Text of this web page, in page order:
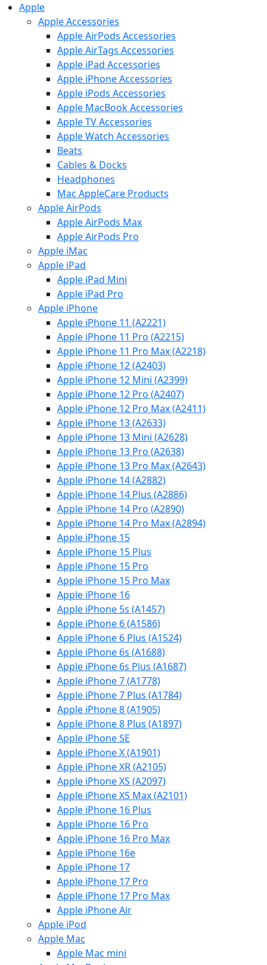
Apple
Apple Accessories
Apple AirPods Accessories
Apple AirTags Accessories
Apple iPad Accessories
Apple iPhone Accessories
Apple iPods Accessories
Apple MacBook Accessories
Apple TV Accessories
Apple Watch Accessories
Beats
Cables & Docks
Headphones
Mac AppleCare Products
Apple AirPods
Apple AirPods Max
Apple AirPods Pro
Apple iMac
Apple iPad
Apple iPad Mini
Apple iPad Pro
Apple iPhone
Apple iPhone 11 (A2221)
Apple iPhone 11 Pro (A2215)
Apple iPhone 11 Pro Max (A2218)
Apple iPhone 12 (A2403)
Apple iPhone 12 Mini (A2399)
Apple iPhone 12 Pro (A2407)
Apple iPhone 12 Pro Max (A2411)
Apple iPhone 13 (A2633)
Apple iPhone 13 Mini (A2628)
Apple iPhone 13 Pro (A2638)
Apple iPhone 13 Pro Max (A2643)
Apple iPhone 14 (A2882)
Apple iPhone 14 Plus (A2886)
Apple iPhone 14 Pro (A2890)
Apple iPhone 14 Pro Max (A2894)
Apple iPhone 15
Apple iPhone 15 Plus
Apple iPhone 15 Pro
Apple iPhone 15 Pro Max
Apple iPhone 16
Apple iPhone 5s (A1457)
Apple iPhone 6 (A1586)
Apple iPhone 6 Plus (A1524)
Apple iPhone 6s (A1688)
Apple iPhone 6s Plus (A1687)
Apple iPhone 7 (A1778)
Apple iPhone 7 Plus (A1784)
Apple iPhone 8 (A1905)
Apple iPhone 8 Plus (A1897)
Apple iPhone SE
Apple iPhone X (A1901)
Apple iPhone XR (A2105)
Apple iPhone XS (A2097)
Apple iPhone XS Max (A2101)
Apple iPhone 16 Plus
Apple iPhone 16 Pro
Apple iPhone 16 Pro Max
Apple iPhone 16e
Apple iPhone 17
Apple iPhone 17 Pro
Apple iPhone 17 Pro Max
Apple iPhone Air
Apple iPod
Apple Mac
Apple Mac mini